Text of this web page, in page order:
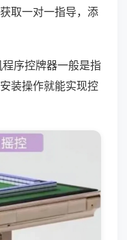
取一对一指导，添
序控牌器一般是指
装操作就能实现控